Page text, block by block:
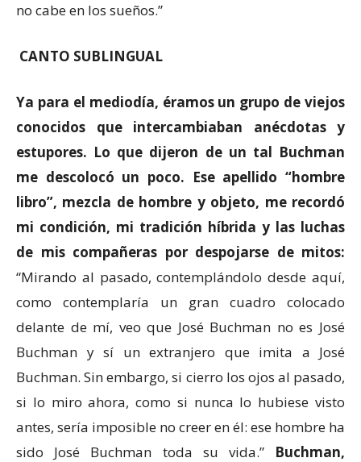
no cabe en los sueños.”
CANTO SUBLINGUAL
Ya para el mediodía, éramos un grupo de viejos
conocidos que intercambiaban anécdotas y
estupores. Lo que dijeron de un tal Buchman
me descolocó un poco. Ese apellido “hombre
libro”, mezcla de hombre y objeto, me recordó
mi condición, mi tradición híbrida y las luchas
de mis compañeras por despojarse de mitos:
“Mirando al pasado, contemplándolo desde aquí,
como contemplaría un gran cuadro colocado
delante de mí, veo que José Buchman no es José
Buchman y sí un extranjero que imita a José
Buchman. Sin embargo, si cierro los ojos al pasado,
si lo miro ahora, como si nunca lo hubiese visto
antes, sería imposible no creer en él: ese hombre ha
sido José Buchman toda su vida.” Buchman,